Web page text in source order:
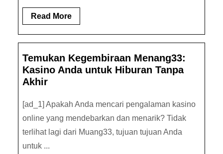
Read MoreRead
More
Temukan Kegembiraan Menang33:
Kasino Anda untuk Hiburan Tanpa
Akhir
[ad_1] Apakah Anda mencari pengalaman kasino
online yang mendebarkan dan menarik? Tidak
terlihat lagi dari Muang33, tujuan tujuan Anda
untuk ...